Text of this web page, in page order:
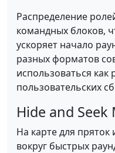
Распределение
командных блоков,
ускоряет начало
разных форматов
использоваться как
пользовательских
Hide and
На карте для
вокруг быстрых